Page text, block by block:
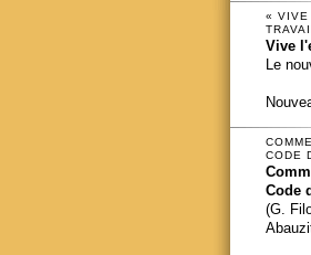
« VIVE
Vive
Le
CODE
Code
(G.